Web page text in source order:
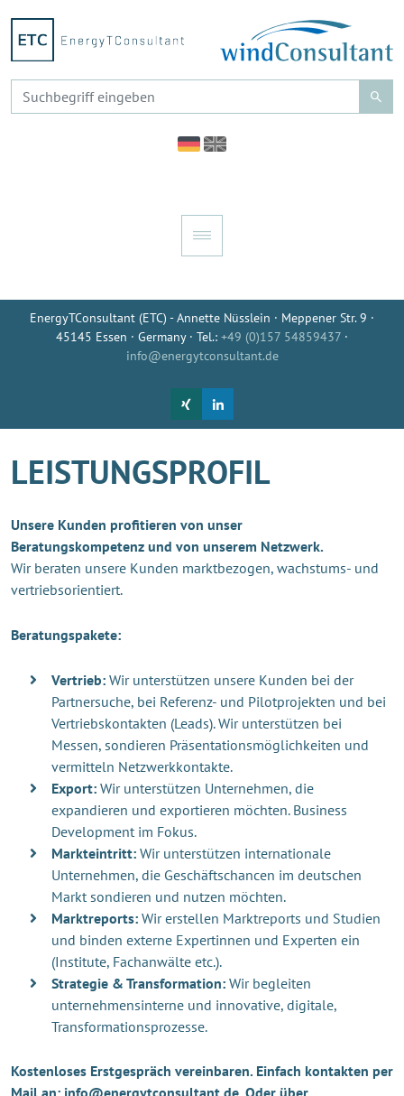
EnergyTConsultant (ETC) - Annette Nüsslein · Meppener Str. 9 ·
45145 Essen · Germany · Tel.: +49 (0)157 54859437 ·
info@energytconsultant.de
LEISTUNGSPROFIL
Unsere Kunden profitieren von unser
Beratungskompetenz und von unserem Netzwerk.
Wir beraten unsere Kunden marktbezogen, wachstums- und
vertriebsorientiert.
Beratungspakete:
Vertrieb: Wir unterstützen unsere Kunden bei der
Partnersuche, bei Referenz- und Pilotprojekten und bei
Vertriebskontakten (Leads). Wir unterstützen bei
Messen, sondieren Präsentationsmöglichkeiten und
vermitteln Netzwerkkontakte.
Export: Wir unterstützen Unternehmen, die
expandieren und exportieren möchten. Business
Development im Fokus.
Markteintritt: Wir unterstützen internationale
Unternehmen, die Geschäftschancen im deutschen
Markt sondieren und nutzen möchten.
Marktreports: Wir erstellen Marktreports und Studien
und binden externe Expertinnen und Experten ein
(Institute, Fachanwälte etc.).
Strategie & Transformation: Wir begleiten
unternehmensinterne und innovative, digitale,
Transformationsprozesse.
Kostenloses Erstgespräch vereinbaren. Einfach kontakten per